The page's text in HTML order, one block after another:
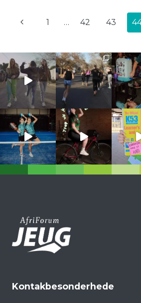
PAGE
Previous
1 … 42 43
Kontakbesonderhede